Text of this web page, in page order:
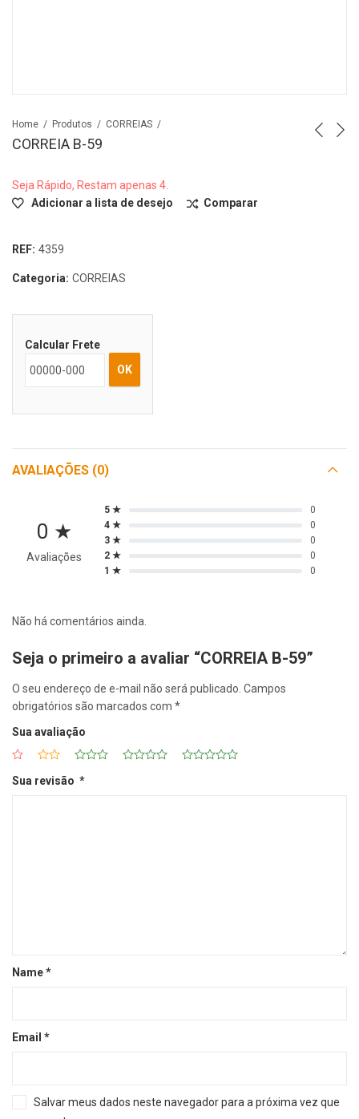
Home Produtos CORREIAS
CORREIA B-59
Seja Rápido, Restam apenas 4.
Adicionar a lista de desejo
Comparar
REF: 4359
Categoria: CORREIAS
Calcular Frete
OK
AVALIAÇÕES (0)
0 ★
Avaliações
5 ★
0
4 ★
0
3 ★
0
2 ★
0
1 ★
0
Não há comentários ainda.
Seja o primeiro a avaliar “CORREIA B-59”
O seu endereço de e-mail não será publicado. Campos
obrigatórios são marcados com *
Sua avaliação
Sua revisão *
Name*
Email *
Salvar meus dados neste navegador para a próxima vez que